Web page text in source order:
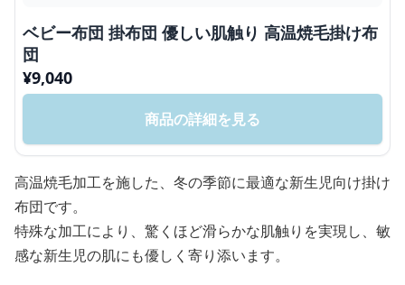
ベビー布団 掛布団 優しい肌触り 高温焼毛掛け布
団
¥9,040
商品の詳細を見る
高温焼毛加工を施した、冬の季節に最適な新生児向け掛け
布団です。
特殊な加工により、驚くほど滑らかな肌触りを実現し、敏
感な新生児の肌にも優しく寄り添います。